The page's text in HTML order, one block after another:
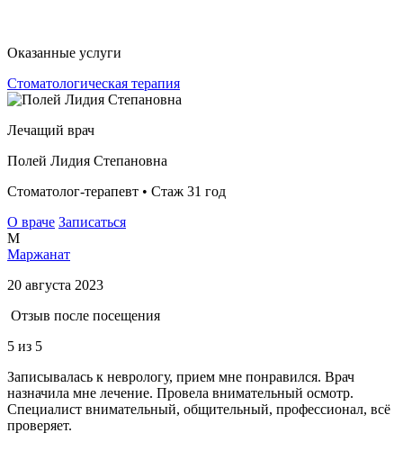
Оказанные услуги
Стоматологическая терапия
Лечащий врач
Полей Лидия Степановна
Стоматолог-терапевт • Стаж 31 год
О враче Записаться
М
Маржанат
20 августа 2023
Отзыв после посещения
5 из 5
Записывалась к неврологу, прием мне понравился. Врач
назначила мне лечение. Провела внимательный осмотр.
Специалист внимательный, общительный, профессионал, всё
проверяет.